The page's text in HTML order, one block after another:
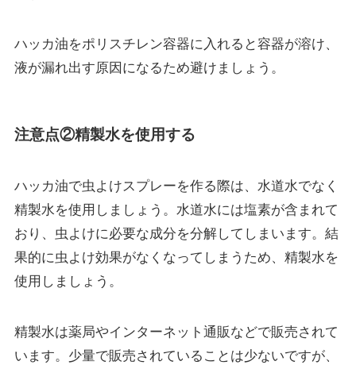
ハッカ油をポリスチレン容器に入れると容器が溶け、
液が漏れ出す原因になるため避けましょう。
注意点②精製水を使用する
ハッカ油で虫よけスプレーを作る際は、水道水でなく
精製水を使用しましょう。水道水には塩素が含まれて
おり、 虫よけに必要な成分を分解してしまいます。結
果的に虫よけ効果がなくなってしまうため、精製水を
使用しましょう。
精製水は薬局やインターネット通販などで販売されて
います。少量で販売されていることは少ないですが、